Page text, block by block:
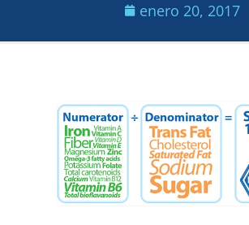
enero 20, 2017